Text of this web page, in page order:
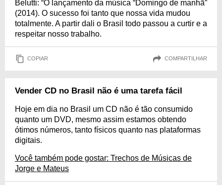
Belutti: “O lançamento da música “Domingo de manhã”
(2014). O sucesso foi tanto que nossa vida mudou
totalmente. A partir dali o Brasil todo passou a curtir e a
respeitar nosso trabalho.
COPIAR COMPARTILHAR
Vender CD no Brasil não é uma tarefa fácil
Hoje em dia no Brasil um CD não é tão consumido
quanto um DVD, mesmo assim estamos obtendo
ótimos números, tanto físicos quanto nas plataformas
digitais.
Você também pode gostar: Trechos de Músicas de
Jorge e Mateus